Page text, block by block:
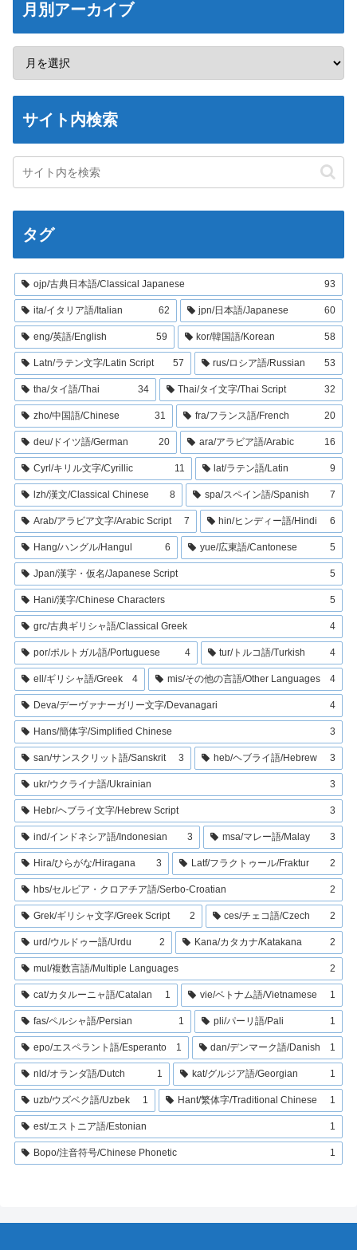
月別アーカイブ
サイト内検索
タグ
ojp/古典日本語/Classical Japanese 93
ita/イタリア語/Italian 62 jpn/日本語/Japanese 60
eng/英語/English 59 kor/韓国語/Korean 58
Latn/ラテン文字/Latin Script 57 rus/ロシア語/Russian 53
tha/タイ語/Thai 34 Thai/タイ文字/Thai Script 32
zho/中国語/Chinese 31 fra/フランス語/French 20
deu/ドイツ語/German 20 ara/アラビア語/Arabic 16
Cyrl/キリル文字/Cyrillic 11 lat/ラテン語/Latin 9
lzh/漢文/Classical Chinese 8 spa/スペイン語/Spanish 7
Arab/アラビア文字/Arabic Script 7 hin/ヒンディー語/Hindi 6
Hang/ハングル/Hangul 6 yue/広東語/Cantonese 5
Jpan/漢字・仮名/Japanese Script 5
Hani/漢字/Chinese Characters 5
grc/古典ギリシャ語/Classical Greek 4
por/ポルトガル語/Portuguese 4 tur/トルコ語/Turkish 4
ell/ギリシャ語/Greek 4 mis/その他の言語/Other Languages 4
Deva/デーヴァナーガリー文字/Devanagari 4
Hans/簡体字/Simplified Chinese 3
san/サンスクリット語/Sanskrit 3 heb/ヘブライ語/Hebrew 3
ukr/ウクライナ語/Ukrainian 3
Hebr/ヘブライ文字/Hebrew Script 3
ind/インドネシア語/Indonesian 3 msa/マレー語/Malay 3
Hira/ひらがな/Hiragana 3 Latf/フラクトゥール/Fraktur 2
hbs/セルビア・クロアチア語/Serbo-Croatian 2
Grek/ギリシャ文字/Greek Script 2 ces/チェコ語/Czech 2
urd/ウルドゥー語/Urdu 2 Kana/カタカナ/Katakana 2
mul/複数言語/Multiple Languages 2
cat/カタルーニャ語/Catalan 1 vie/ベトナム語/Vietnamese 1
fas/ペルシャ語/Persian 1 pli/パーリ語/Pali 1
epo/エスペラント語/Esperanto 1 dan/デンマーク語/Danish 1
nld/オランダ語/Dutch 1 kat/グルジア語/Georgian 1
uzb/ウズベク語/Uzbek 1 Hant/繁体字/Traditional Chinese 1
est/エストニア語/Estonian 1
Bopo/注音符号/Chinese Phonetic 1